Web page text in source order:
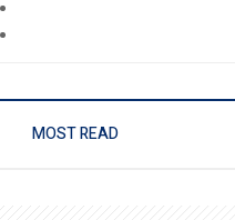
MOST READ